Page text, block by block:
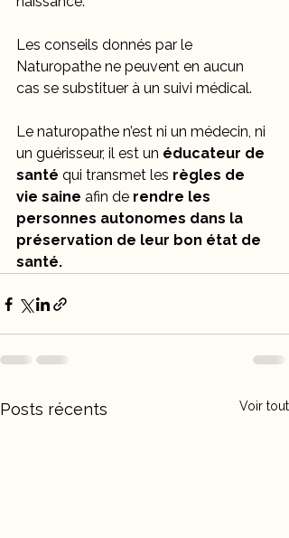
Les conseils donnés par le
Naturopathe ne peuvent en aucun
cas se substituer à un suivi médical.
Le naturopathe n’est ni un médecin, ni
un guérisseur, il est un éducateur de
santé qui transmet les règles de
vie saine afin de rendre les
personnes autonomes dans la
préservation de leur bon état de
santé.
Posts récents Voir tout